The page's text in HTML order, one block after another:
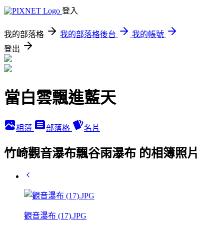
登入
我的部落格 我的部落格後台
我的帳號
登出
當白雲飄進藍天
相簿 部落格 名片
竹崎觀音瀑布飄谷雨瀑布 的相簿照片
觀音瀑布 (17).JPG